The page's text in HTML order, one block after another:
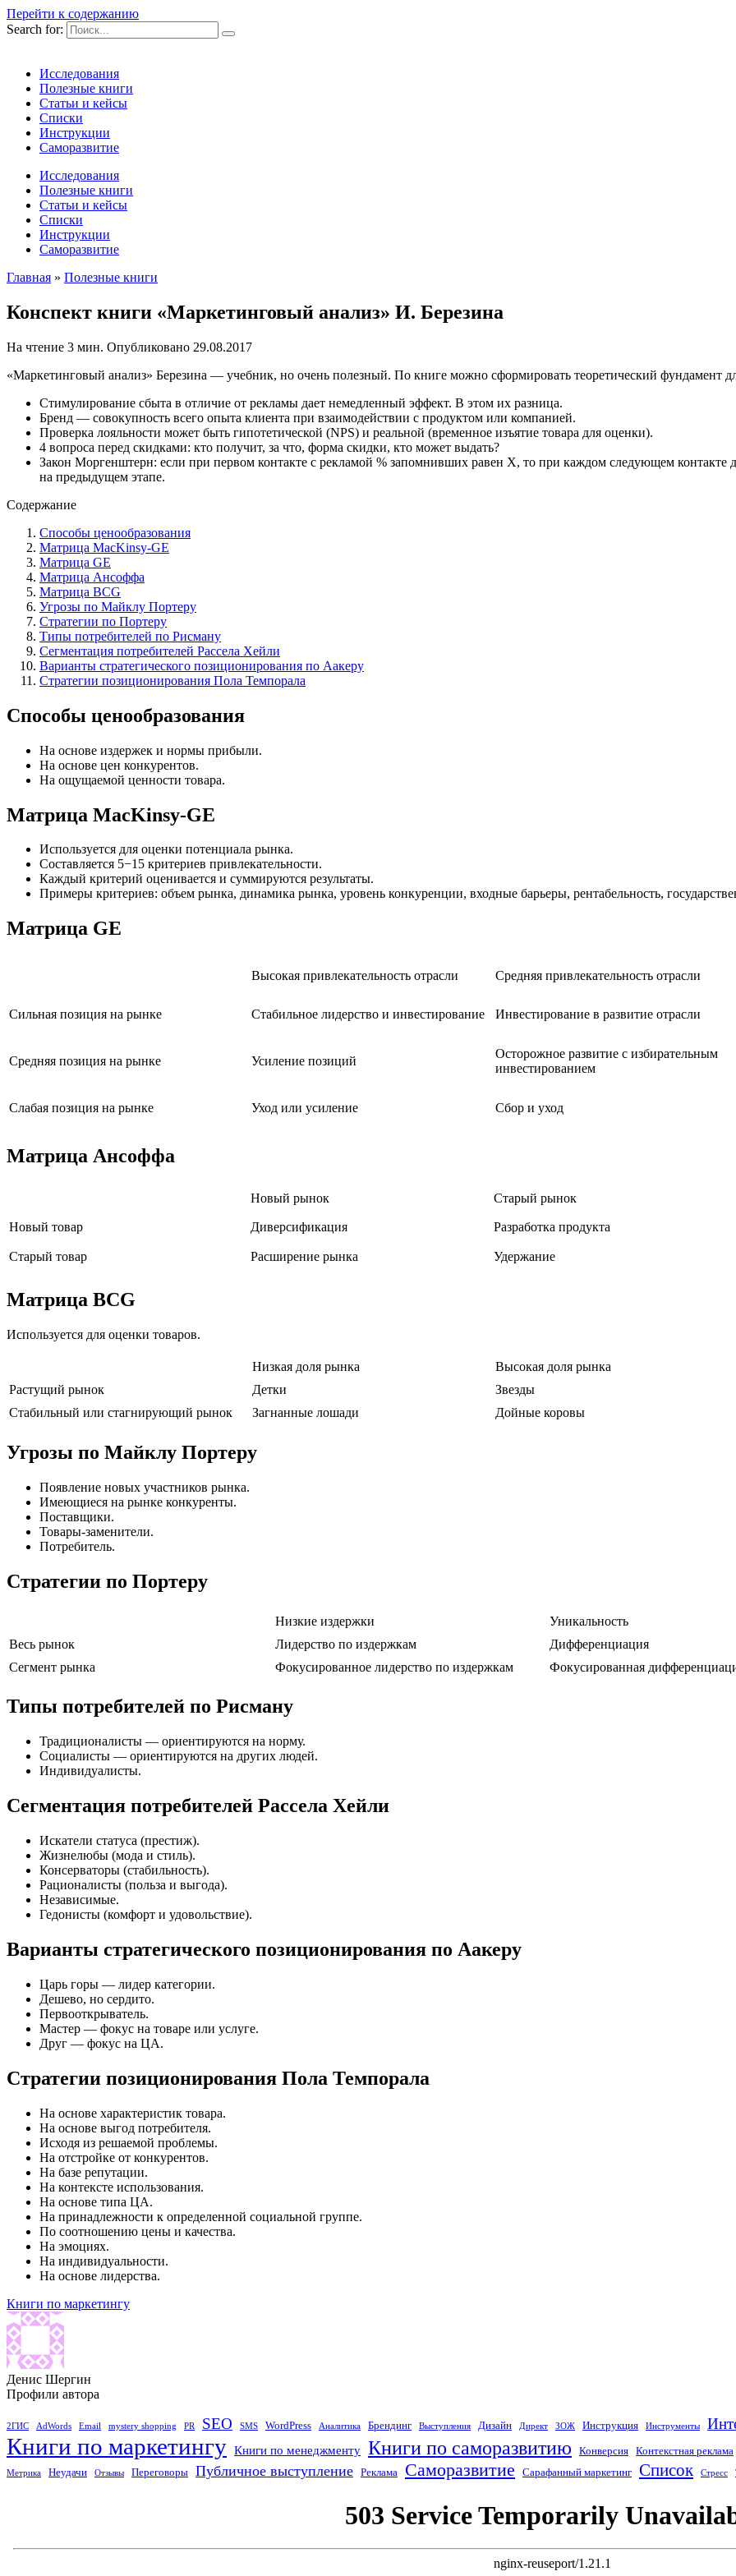
Перейти к содержанию
Search for:
Исследования
Полезные книги
Статьи и кейсы
Списки
Инструкции
Саморазвитие
Исследования
Полезные книги
Статьи и кейсы
Списки
Инструкции
Саморазвитие
Главная » Полезные книги
Конспект книги «Маркетинговый анализ» И. Березина
На чтение 3 мин. Опубликовано 29.08.2017
«Маркетинговый анализ» Березина — учебник, но очень полезный. По книге можно сформировать теоретический фундамент
Стимулирование сбыта в отличие от рекламы дает немедленный эффект. В этом их разница.
Бренд — совокупность всего опыта клиента при взаимодействии с продуктом или компанией.
Проверка лояльности может быть гипотетической (NPS) и реальной (временное изъятие товара для оценки).
4 вопроса перед скидками: кто получит, за что, форма скидки, кто может выдать?
Закон Моргенштерн: если при первом контакте с рекламой % запомнивших равен X, то при каждом следующем контакте
на предыдущем этапе.
Содержание
Способы ценообразования
Матрица MacKinsy-GE
Матрица GE
Матрица Ансоффа
Матрица BCG
Угрозы по Майклу Портеру
Стратегии по Портеру
Типы потребителей по Рисману
Сегментация потребителей Рассела Хейли
Варианты стратегического позиционирования по Аакеру
Стратегии позиционирования Пола Темпорала
Способы ценообразования
На основе издержек и нормы прибыли.
На основе цен конкурентов.
На ощущаемой ценности товара.
Матрица MacKinsy-GE
Используется для оценки потенциала рынка.
Составляется 5−15 критериев привлекательности.
Каждый критерий оценивается и суммируются результаты.
Примеры критериев: объем рынка, динамика рынка, уровень конкуренции, входные барьеры, рентабельность,
Матрица GE
Высокая привлекательность отрасли Средняя привлекательность отрасли
Сильная позиция на рынке Стабильное лидерство и инвестирование Инвестирование в развитие отрасли
Средняя позиция на рынке Усиление позиций
Осторожное развитие с избирательным
инвестированием
Слабая позиция на рынке Уход или усиление Сбор и уход
Матрица Ансоффа
Новый рынок Старый рынок
Новый товар Диверсификация Разработка продукта
Старый товар Расширение рынка Удержание
Матрица BCG
Используется для оценки товаров.
Низкая доля рынка
Высокая доля рынка
Растущий рынок
Детки
Звезды
Стабильный или стагнирующий рынок
Загнанные лошади Дойные коровы
Угрозы по Майклу Портеру
Появление новых участников рынка.
Имеющиеся на рынке конкуренты.
Поставщики.
Товары-заменители.
Потребитель.
Стратегии по Портеру
Низкие издержки
Уникальность
Весь рынок
Лидерство по издержкам
Дифференциация
Сегмент рынка
Фокусированное лидерство по издержкам Фокусированная
Типы потребителей по Рисману
Традиционалисты — ориентируются на норму.
Социалисты — ориентируются на других людей.
Индивидуалисты.
Сегментация потребителей Рассела Хейли
Искатели статуса (престиж).
Жизнелюбы (мода и стиль).
Консерваторы (стабильность).
Рационалисты (польза и выгода).
Независимые.
Гедонисты (комфорт и удовольствие).
Варианты стратегического позиционирования по Аакеру
Царь горы — лидер категории.
Дешево, но сердито.
Первооткрыватель.
Мастер — фокус на товаре или услуге.
Друг — фокус на ЦА.
Стратегии позиционирования Пола Темпорала
На основе характеристик товара.
На основе выгод потребителя.
Исходя из решаемой проблемы.
На отстройке от конкурентов.
На базе репутации.
На контексте использования.
На основе типа ЦА.
На принадлежности к определенной социальной группе.
По соотношению цены и качества.
На эмоциях.
На индивидуальности.
На основе лидерства.
Книги по маркетингу
Денис Шергин
Профили автора
2ГИС AdWords Email mystery shopping PR SEO SMS WordPress Аналитика Брендинг Выступления Дизайн Директ ЗОЖ Инструкция Инструменты
Книги по маркетингу Книги по менеджменту Книги по саморазвитию Конверсия Контекстная реклама
Метрика Неудачи Отзывы Переговоры Публичное выступление Реклама Саморазвитие Сарафанный маркетинг Список Стресс